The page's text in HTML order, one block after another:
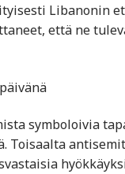
Libanonin
että ne
symboloivia
Toisaalta